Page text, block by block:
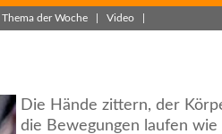
Thema der Woche Video
Die Hände zittern, der
die Bewegungen laufen